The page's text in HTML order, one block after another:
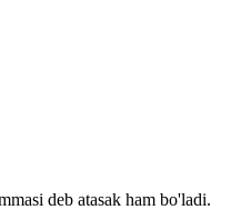
deb atasak ham bo'ladi.